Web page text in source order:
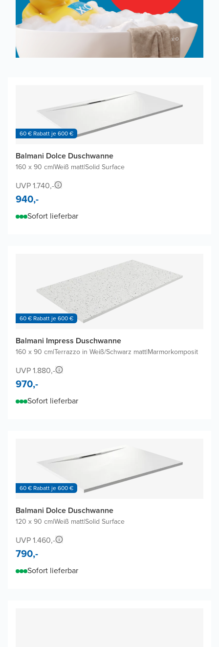
60 € Rabatt je 600 €
Balmani Dolce Duschwanne
160 x 90 cm|Weiß matt|Solid Surface
UVP 1.740,-
940,-
Sofort lieferbar
60 € Rabatt je 600 €
Balmani Impress Duschwanne
160 x 90 cm|Terrazzo in Weiß/Schwarz matt|Marmorkomposit
UVP 1.880,-
970,-
Sofort lieferbar
60 € Rabatt je 600 €
Balmani Dolce Duschwanne
120 x 90 cm|Weiß matt|Solid Surface
UVP 1.460,-
790,-
Sofort lieferbar